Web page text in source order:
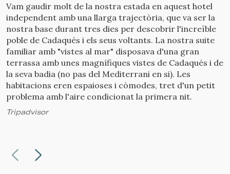
Vam gaudir molt de la nostra estada en aquest hotel
independent amb una llarga trajectòria, que va ser la
nostra base durant tres dies per descobrir l'increïble
poble de Cadaqués i els seus voltants. La nostra suite
familiar amb "vistes al mar" disposava d'una gran
terrassa amb unes magnífiques vistes de Cadaqués i de
la seva badia (no pas del Mediterrani en si). Les
habitacions eren espaioses i còmodes, tret d'un petit
problema amb l'aire condicionat la primera nit.
Tripadvisor